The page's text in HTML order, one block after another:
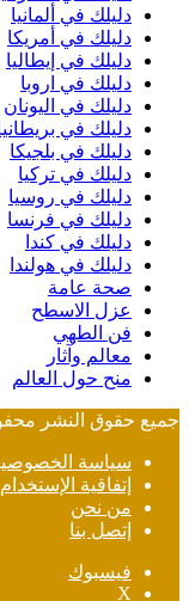
دليلك في ألمانيا
دليلك في أمريكا
دليلك في إيطاليا
دليلك في اروبا
دليلك في اليونان
دليلك في
دليلك في بلجيكا
دليلك في تركيا
دليلك في روسيا
دليلك في فرنسا
دليلك في كندا
دليلك في هولندا
صحة عامة
عزل الاسطح
فن الطهي
معالم وآثار
منح حول العالم
جميع حقوق النشر محفوظة
سياسة
إتفاقية الإستخدام
من نحن
إتصل بنا
فيسبوك
‫X